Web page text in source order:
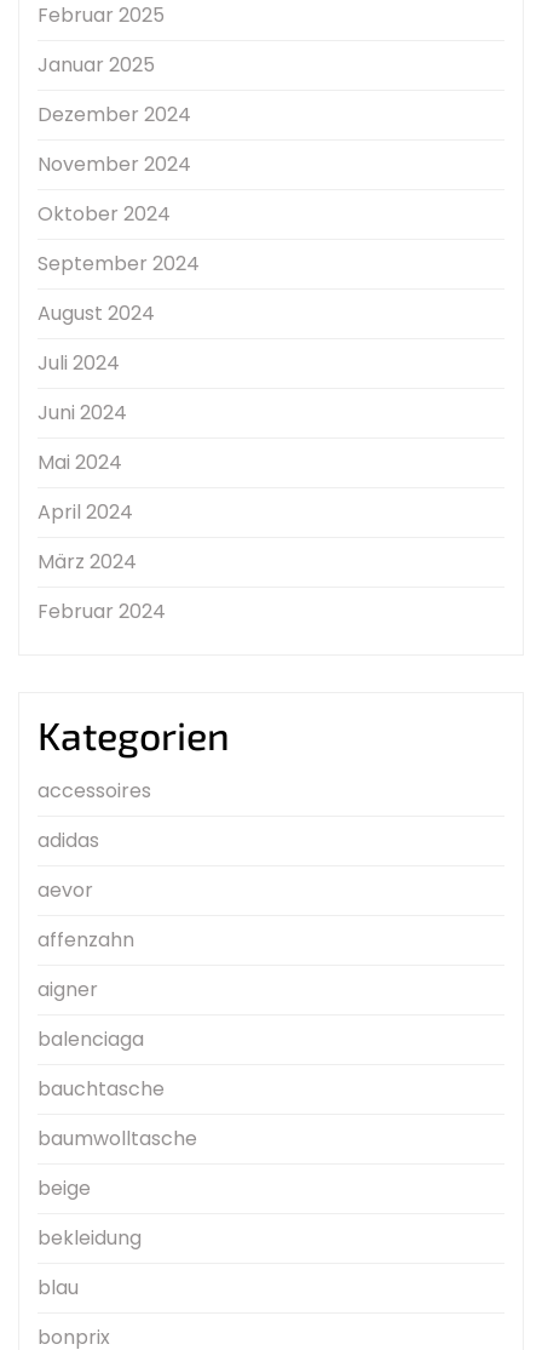
Februar 2025
Januar 2025
Dezember 2024
November 2024
Oktober 2024
September 2024
August 2024
Juli 2024
Juni 2024
Mai 2024
April 2024
März 2024
Februar 2024
Kategorien
accessoires
adidas
aevor
affenzahn
aigner
balenciaga
bauchtasche
baumwolltasche
beige
bekleidung
blau
bonprix